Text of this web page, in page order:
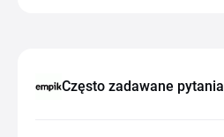
Często zadawane pytania